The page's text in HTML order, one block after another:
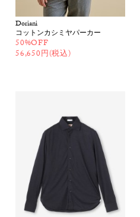
Doriani
コットンカシミヤパーカー
50%OFF
56,650円(税込)